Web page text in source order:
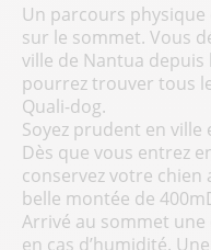
Un parcours
sur le sommet. Vous
ville de Nantua depuis
pourrez trouver tous
Quali-dog.
Soyez prudent en
Dès que vous entrez
conservez votre chien
belle montée de
Arrivé au sommet
en cas d’humidité.